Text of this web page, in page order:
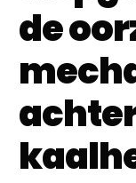
de